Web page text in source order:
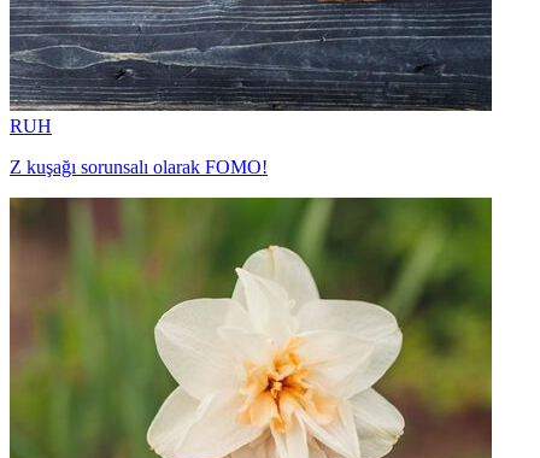
RUH
Z kuşağı sorunsalı olarak FOMO!